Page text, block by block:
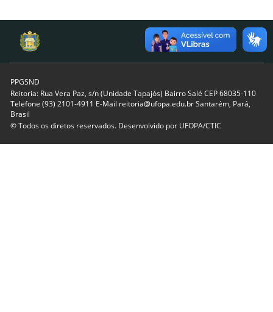
PPGSND
Reitoria: Rua Vera Paz, s/n (Unidade Tapajós) Bairro Salé CEP 68035-110
Telefone (93) 2101-4911 E-Mail reitoria@ufopa.edu.br Santarém, Pará,
Brasil
© Todos os diretos reservados. Desenvolvido por UFOPA/CTIC